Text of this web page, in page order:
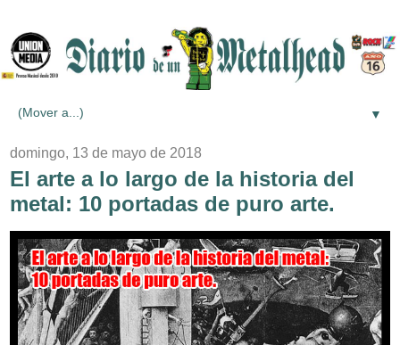
▼
domingo, 13 de mayo de 2018
El arte a lo largo de la historia del
metal: 10 portadas de puro arte.